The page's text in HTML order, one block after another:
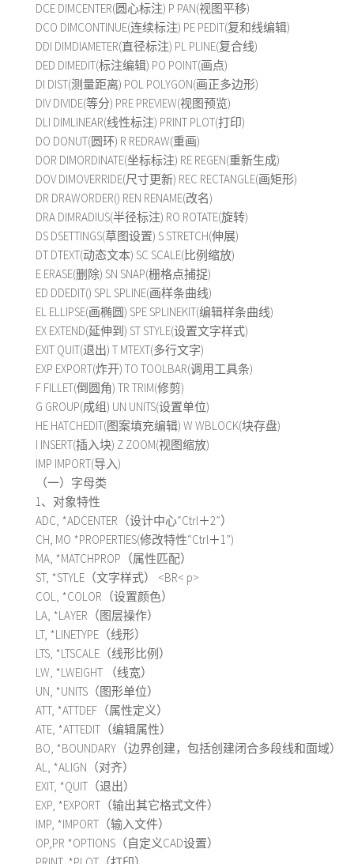
DCE DIMCENTER(圆心标注) P PAN(视图平移)
DCO DIMCONTINUE(连续标注) PE PEDIT(复和线编辑)
DDI DIMDIAMETER(直径标注) PL PLINE(复合线)
DED DIMEDIT(标注编辑) PO POINT(画点)
DI DIST(测量距离) POL POLYGON(画正多边形)
DIV DIVIDE(等分) PRE PREVIEW(视图预览)
DLI DIMLINEAR(线性标注) PRINT PLOT(打印)
DO DONUT(圆环) R REDRAW(重画)
DOR DIMORDINATE(坐标标注) RE REGEN(重新生成)
DOV DIMOVERRIDE(尺寸更新) REC RECTANGLE(画矩形)
DR DRAWORDER() REN RENAME(改名)
DRA DIMRADIUS(半径标注) RO ROTATE(旋转)
DS DSETTINGS(草图设置) S STRETCH(伸展)
DT DTEXT(动态文本) SC SCALE(比例缩放)
E ERASE(删除) SN SNAP(栅格点捕捉)
ED DDEDIT() SPL SPLINE(画样条曲线)
EL ELLIPSE(画椭圆) SPE SPLINEKIT(编辑样条曲线)
EX EXTEND(延伸到) ST STYLE(设置文字样式)
EXIT QUIT(退出) T MTEXT(多行文字)
EXP EXPORT(炸开) TO TOOLBAR(调用工具条)
F FILLET(倒圆角) TR TRIM(修剪)
G GROUP(成组) UN UNITS(设置单位)
HE HATCHEDIT(图案填充编辑) W WBLOCK(块存盘)
I INSERT(插入块) Z ZOOM(视图缩放)
IMP IMPORT(导入)
（一）字母类
1、对象特性
ADC, *ADCENTER（设计中心“Ctrl＋2”）
CH, MO *PROPERTIES(修改特性“Ctrl＋1”)
MA, *MATCHPROP（属性匹配）
ST, *STYLE（文字样式） <BR< p>
COL, *COLOR（设置颜色）
LA, *LAYER（图层操作）
LT, *LINETYPE（线形）
LTS, *LTSCALE（线形比例）
LW, *LWEIGHT （线宽）
UN, *UNITS（图形单位）
ATT, *ATTDEF（属性定义）
ATE, *ATTEDIT（编辑属性）
BO, *BOUNDARY（边界创建，包括创建闭合多段线和面域）
AL, *ALIGN（对齐）
EXIT, *QUIT（退出）
EXP, *EXPORT（输出其它格式文件）
IMP, *IMPORT（输入文件）
OP,PR *OPTIONS（自定义CAD设置）